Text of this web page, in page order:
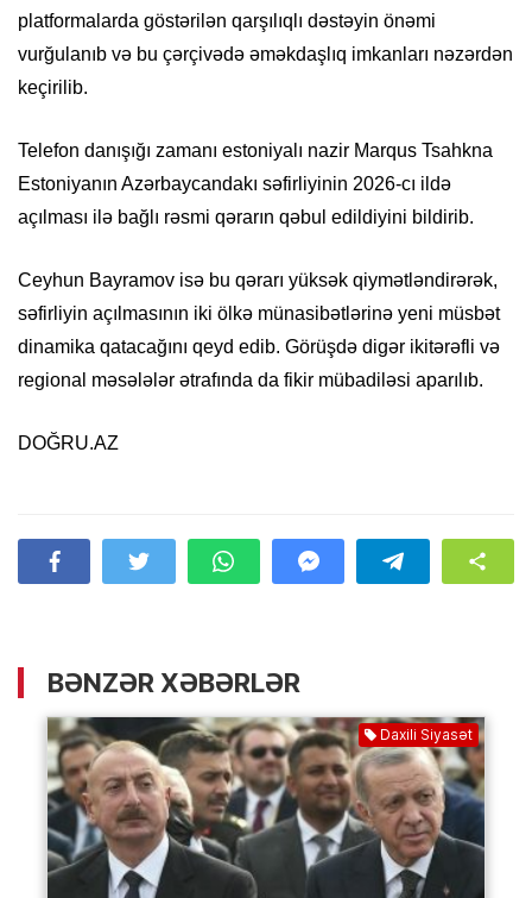
platformalarda göstərilən qarşılıqlı dəstəyin önəmi
vurğulanıb və bu çərçivədə əməkdaşlıq imkanları nəzərdən
keçirilib.
Telefon danışığı zamanı estoniyalı nazir Marqus Tsahkna
Estoniyanın Azərbaycandakı səfirliyinin 2026-cı ildə
açılması ilə bağlı rəsmi qərarın qəbul edildiyini bildirib.
Ceyhun Bayramov isə bu qərarı yüksək qiymətləndirərək,
səfirliyin açılmasının iki ölkə münasibətlərinə yeni müsbət
dinamika qatacağını qeyd edib. Görüşdə digər ikitərəfli və
regional məsələlər ətrafında da fikir mübadiləsi aparılıb.
DOĞRU.AZ
BƏNZƏR XƏBƏRLƏR
Daxili Siyasət